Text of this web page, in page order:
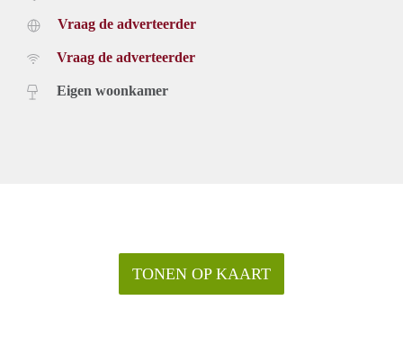
Vraag de adverteerder
Vraag de adverteerder
Eigen woonkamer
TONEN OP KAART